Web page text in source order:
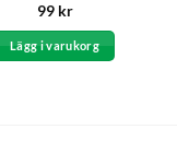
Betygsatt
4.6av 5
99 kr
Lägg i varukorg